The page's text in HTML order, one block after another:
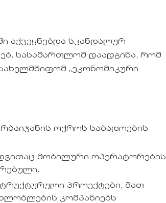
აქვეყნებდა სკანდალურ
სასამართლომ დაადგინა, რომ
„ეკონომიკური
ოქროს საბადოების
მობილური ოპერატორების
პროექტები, მათ
კომპანიებს